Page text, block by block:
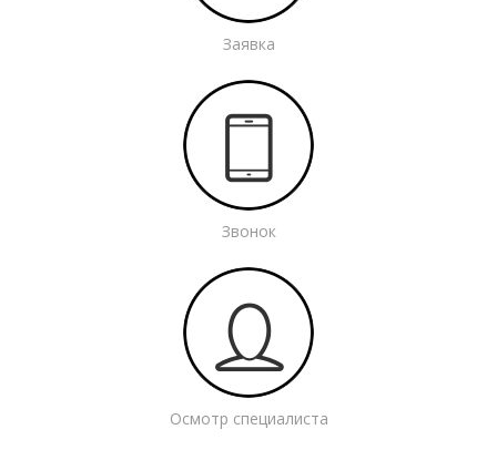
Заявка
Звонок
Осмотр специалиста